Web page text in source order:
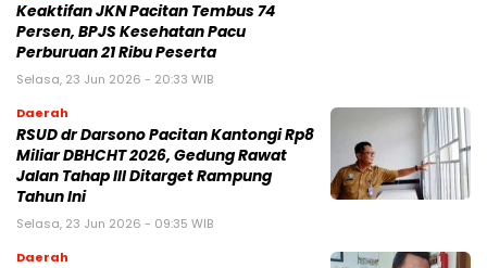
Keaktifan JKN Pacitan Tembus 74
Persen, BPJS Kesehatan Pacu
Perburuan 21 Ribu Peserta
Selasa, 23 Jun 2026 - 20:33 WIB
Daerah
RSUD dr Darsono Pacitan Kantongi Rp8
Miliar DBHCHT 2026, Gedung Rawat
Jalan Tahap III Ditarget Rampung
Tahun Ini
Selasa, 23 Jun 2026 - 09:35 WIB
Daerah